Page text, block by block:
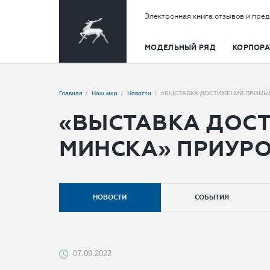
Электронная книга отзывов и
МОДЕЛЬНЫЙ РЯД
Главная Наш мир Новости «ВЫСТАВКА ДОСТИЖЕНИЙ
«ВЫСТАВКА
МИНСКА»
НОВОСТИ СОБЫТИЯ
07.09.2022